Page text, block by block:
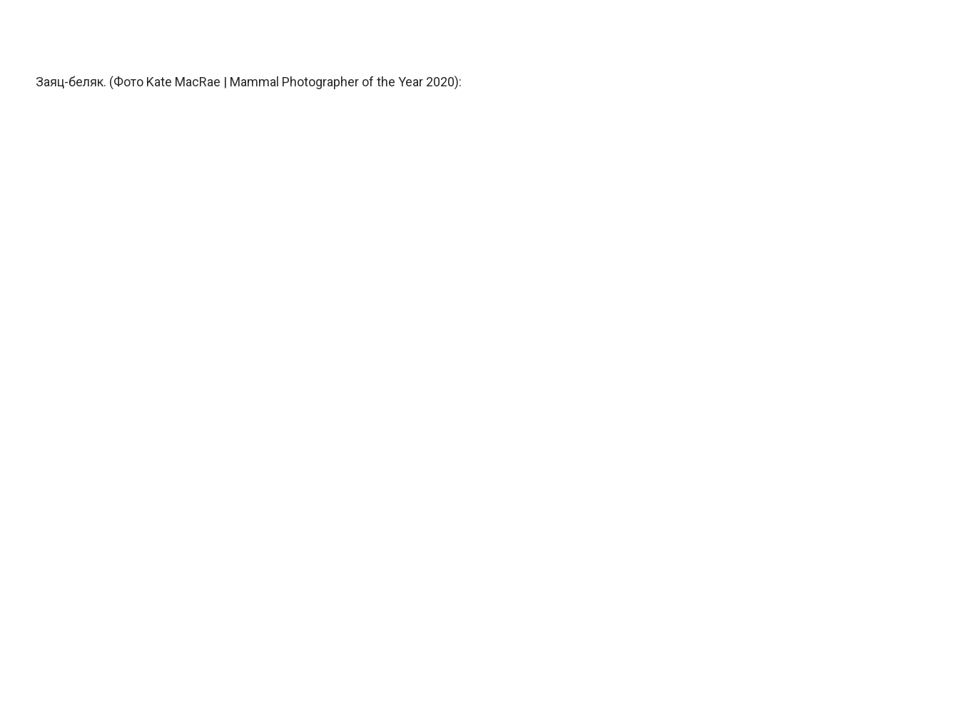
Заяц-беляк. (Фото Kate MacRae | Mammal Photographer of the Year 2020):